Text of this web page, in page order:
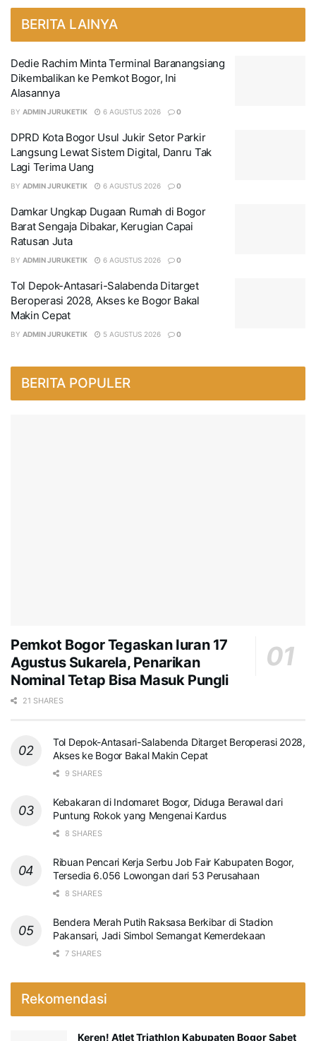
BERITA LAINYA
Dedie Rachim Minta Terminal Baranangsiang
Dikembalikan ke Pemkot Bogor, Ini
Alasannya
BY ADMIN JURUKETIK 6 AGUSTUS 2026 0
DPRD Kota Bogor Usul Jukir Setor Parkir
Langsung Lewat Sistem Digital, Danru Tak
Lagi Terima Uang
BY ADMIN JURUKETIK 6 AGUSTUS 2026 0
Damkar Ungkap Dugaan Rumah di Bogor
Barat Sengaja Dibakar, Kerugian Capai
Ratusan Juta
BY ADMIN JURUKETIK 6 AGUSTUS 2026 0
Tol Depok-Antasari-Salabenda Ditarget
Beroperasi 2028, Akses ke Bogor Bakal
Makin Cepat
BY ADMIN JURUKETIK 5 AGUSTUS 2026 0
BERITA POPULER
Pemkot Bogor Tegaskan Iuran 17
Agustus Sukarela, Penarikan
Nominal Tetap Bisa Masuk Pungli
21 SHARES
Tol Depok-Antasari-Salabenda Ditarget Beroperasi 2028,
Akses ke Bogor Bakal Makin Cepat
9 SHARES
Kebakaran di Indomaret Bogor, Diduga Berawal dari
Puntung Rokok yang Mengenai Kardus
8 SHARES
Ribuan Pencari Kerja Serbu Job Fair Kabupaten Bogor,
Tersedia 6.056 Lowongan dari 53 Perusahaan
8 SHARES
Bendera Merah Putih Raksasa Berkibar di Stadion
Pakansari, Jadi Simbol Semangat Kemerdekaan
7 SHARES
Rekomendasi
Keren! Atlet Triathlon Kabupaten Bogor Sabet